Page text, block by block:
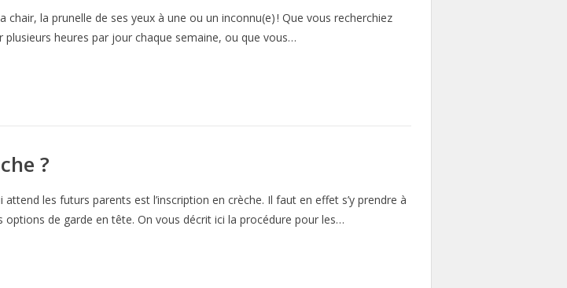
chair, la prunelle de ses yeux à une ou un inconnu(e) ! Que vous recherchiez
heures par jour chaque semaine, ou que vous…
?
les futurs parents est l’inscription en crèche. Il faut en effet s’y prendre à
options de garde en tête. On vous décrit ici la procédure pour les…